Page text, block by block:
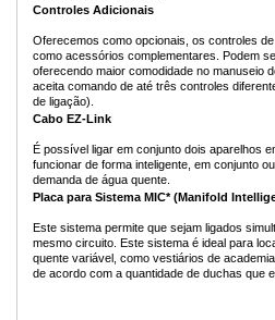
Controles Adicionais
Oferecemos como opcionais, os controles
como acessórios complementares. Podem
oferecendo maior comodidade no manuseio
aceita comando de até três controles
de ligação).
Cabo EZ-Link
É possível ligar em conjunto dois aparelhos
funcionar de forma inteligente, em conjunto
demanda de água quente.
Placa para Sistema MIC* (Manifold
Este sistema permite que sejam ligados
mesmo circuito. Este sistema é ideal para
quente variável, como vestiários de
de acordo com a quantidade de duchas que